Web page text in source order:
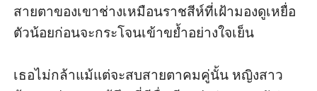
สายตาของเขาช่างเหมือนราชสีห์ที่เฝ้ามองดูเหยื่อ
ตัวน้อยก่อนจะกระโจนเข้าขย้ำอย่างใจเย็น
เธอไม่กล้าแม้แต่จะสบสายตาคมคู่นั้น หญิงสาว